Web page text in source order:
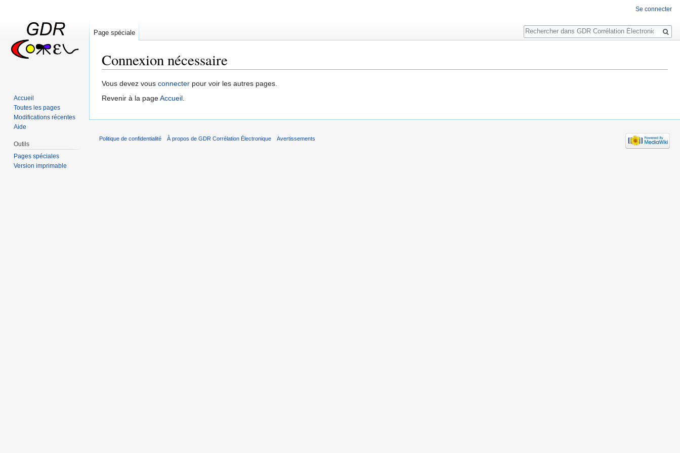
Connexion nécessaire
Sauter
à
Sauter
à
Vous devez vous connecter pour voir les autres pages.
Revenir à la pageAccueil.
Se connecter
Page spéciale
Rechercher
Accueil
Toutes les pages
Modifications récentes
Aide
Outils
Pages spéciales
Version imprimable
Politique de confidentialité À propos de GDR Corrélation Électronique Avertissements